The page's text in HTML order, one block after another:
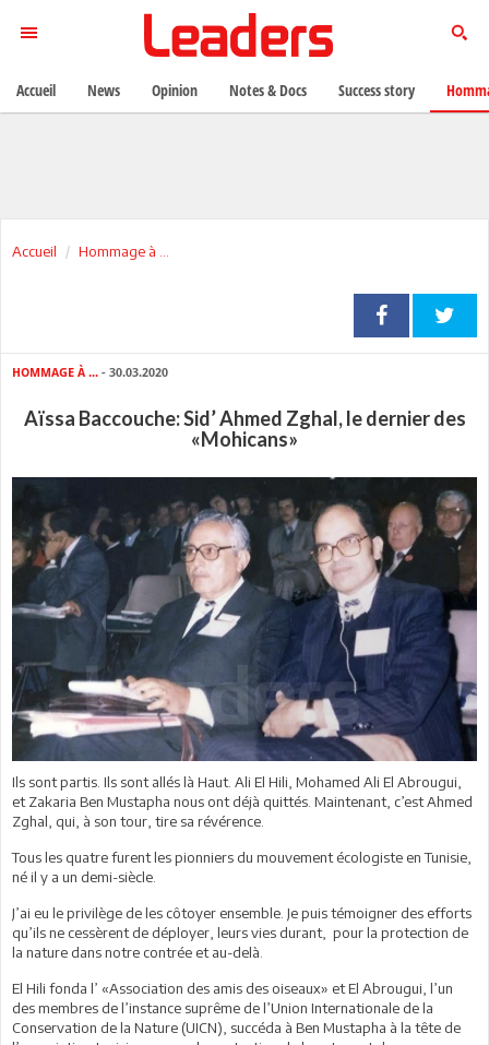
Accueil Hommage à ...
HOMMAGE À ... - 30.03.2020
Aïssa Baccouche: Sid’ Ahmed Zghal, le dernier des
«Mohicans»
Ils sont partis. Ils sont allés là Haut. Ali El Hili, Mohamed Ali El Abrougui,
et Zakaria Ben Mustapha nous ont déjà quittés. Maintenant, c’est Ahmed
Zghal, qui, à son tour, tire sa révérence.
Tous les quatre furent les pionniers du mouvement écologiste en Tunisie,
né il y a un demi-siècle.
J’ai eu le privilège de les côtoyer ensemble. Je puis témoigner des efforts
qu’ils ne cessèrent de déployer, leurs vies durant, pour la protection de
la nature dans notre contrée et au-delà.
El Hili fonda l’ «Association des amis des oiseaux» et El Abrougui, l’un
des membres de l’instance suprême de l’Union Internationale de la
Conservation de la Nature (UICN), succéda à Ben Mustapha à la tête de
Accueil News Opinion Notes & Docs Success story